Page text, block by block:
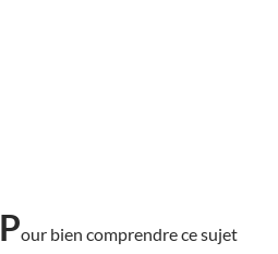
Pour bien comprendre ce sujet